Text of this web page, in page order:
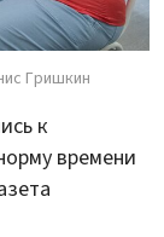
Гришкин
к
времени